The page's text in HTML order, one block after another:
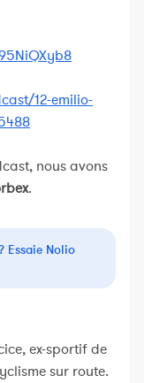
12-emilio-
nous avons
.
Essaie Nolio
ex-sportif de
sur route.